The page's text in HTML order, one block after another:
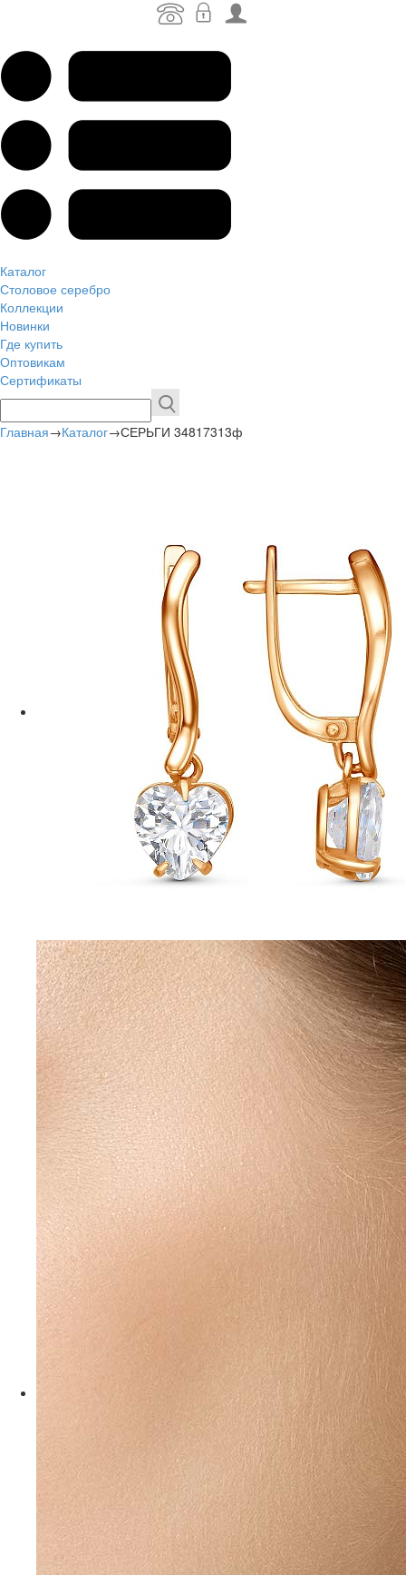
Каталог
Столовое серебро
Коллекции
Новинки
Где купить
Оптовикам
Сертификаты
Главная→Каталог→СЕРЬГИ 34817313ф